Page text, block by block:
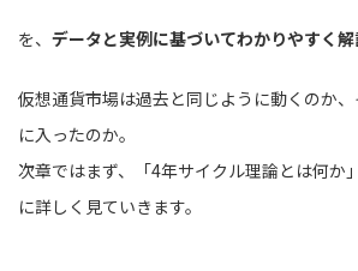
を、 データと実例に基づいてわかりやすく
仮想通貨市場は過去と同じように動くのか
に入ったのか。
次章ではまず、「4年サイクル理論とは何か
に詳しく見ていきます。